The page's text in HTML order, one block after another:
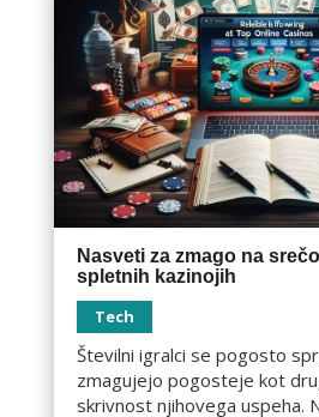
Nasveti za zmago na
spletnih kazinojih
Tech
Številni igralci se pogosto
zmagujejo pogosteje kot
skrivnost njihovega uspeha.